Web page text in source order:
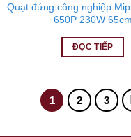
Quạt đứng công nghiệp
650P 230W 65cm
ĐỌC TIẾP
1 2 3